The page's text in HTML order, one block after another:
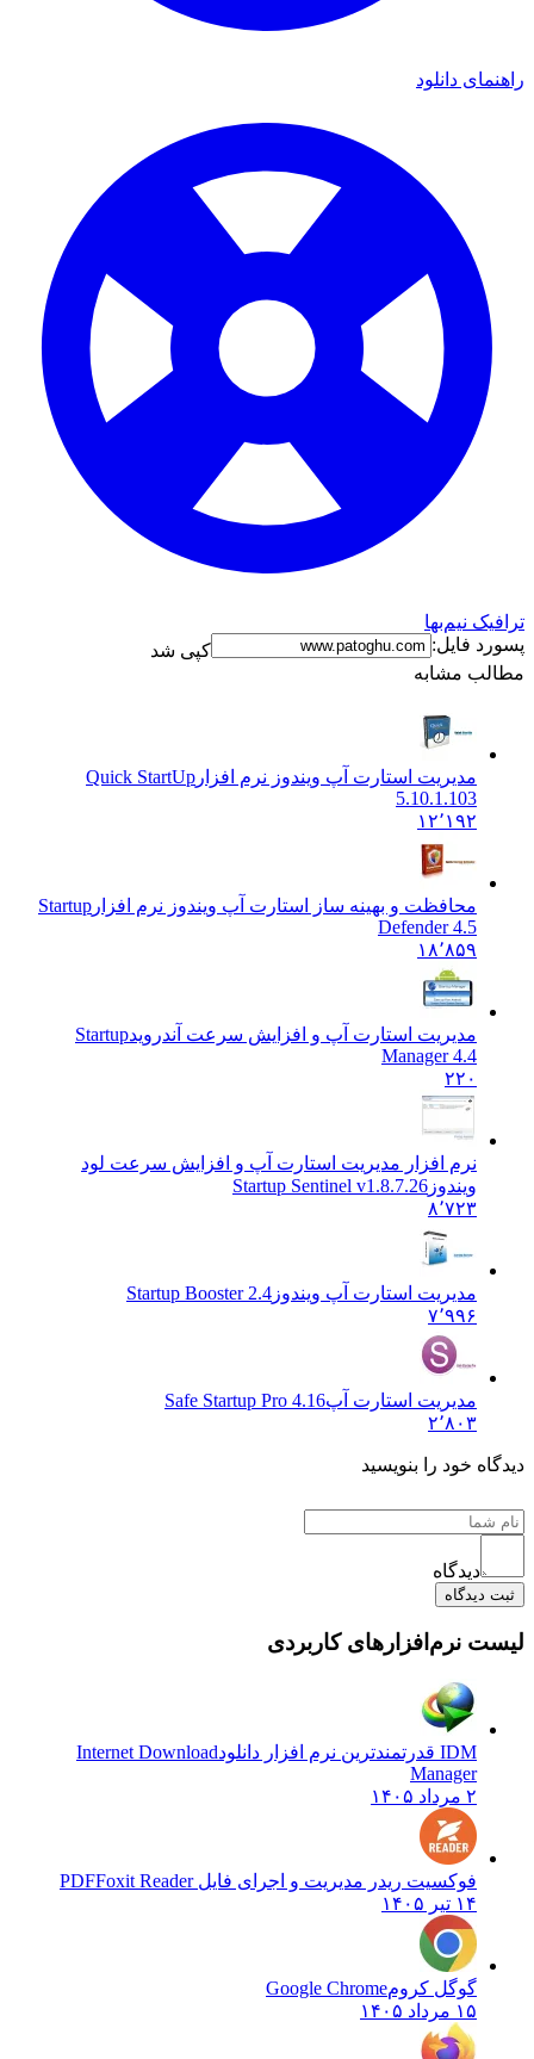
دانلود
نیم‌بها
فایل:
کپی شد
مشابه
مدیریت استارت آپ ویندوز نرم افزار Quick StartUp
5.10.1.103
۱۲٬۱۹۲
محافظت و بهینه ساز استارت آپ ویندوز نرم افزار Startup
Defender 4.5
۱۸٬۸۵۹
مدیریت استارت آپ و افزایش سرعت آندرویدStartup
Manager 4.4
نرم افزار مدیریت استارت آپ و افزایش سرعت لود
ویندوزStartup Sentinel v1.8.7.26
۸٬۷۲۳
مدیریت استارت آپ ویندوزStartup Booster 2.4
۷٬۹۹۶
مدیریت استارت آپSafe Startup Pro 4.16
۲٬۸۰۳
خود را بنویسید
دیدگاه
نرم‌افزارهای کاربردی
Internet Download
Manager
فوکسیت ریدر مدیریت و اجرای فایل PDF Foxit Reader
گوگل کروم Google Chrome